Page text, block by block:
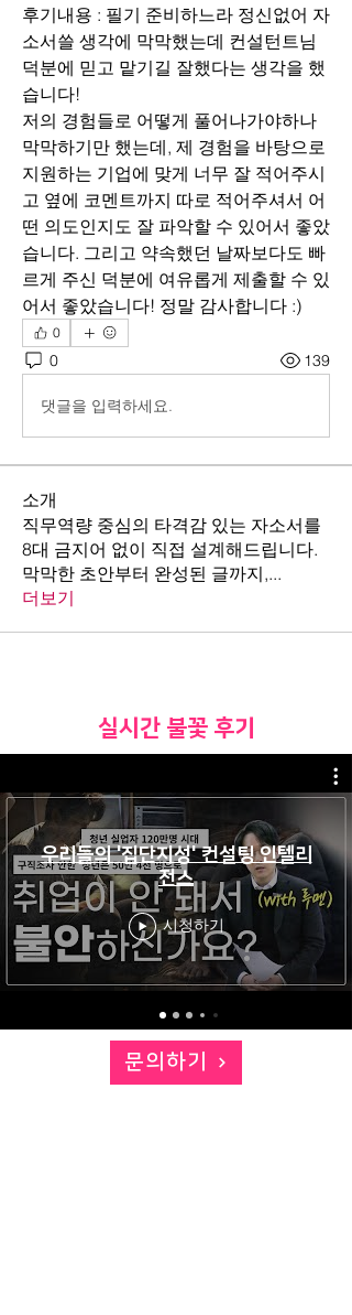
후기내용 : 필기 준비하느라 정신없어 자
소서쓸 생각에 막막했는데 컨설턴트님
덕분에 믿고 맡기길 잘했다는 생각을 했
습니다!
저의 경험들로 어떻게 풀어나가야하나
막막하기만 했는데, 제 경험을 바탕으로
지원하는 기업에 맞게 너무 잘 적어주시
고 옆에 코멘트까지 따로 적어주셔서 어
떤 의도인지도 잘 파악할 수 있어서 좋았
습니다. 그리고 약속했던 날짜보다도 빠
르게 주신 덕분에 여유롭게 제출할 수 있
어서 좋았습니다! 정말 감사합니다 :)
0
0 139
댓글을 입력하세요.
소개
직무역량 중심의 타격감 있는 자소서를
8대 금지어 없이 직접 설계해드립니다.
막막한 초안부터 완성된 글까지,...
더보기
​실시간 불꽃 후기
우리들의 '집단지성' 컨설팅 인텔리
전스
시청하기
문의하기